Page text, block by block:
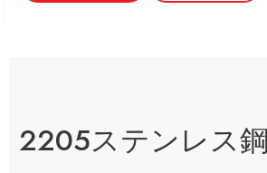
2205ステンレス鋼